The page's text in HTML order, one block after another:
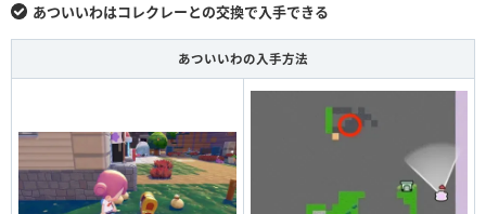
あついいわはコレクレーとの交換で入手できる
あついいわの入手方法